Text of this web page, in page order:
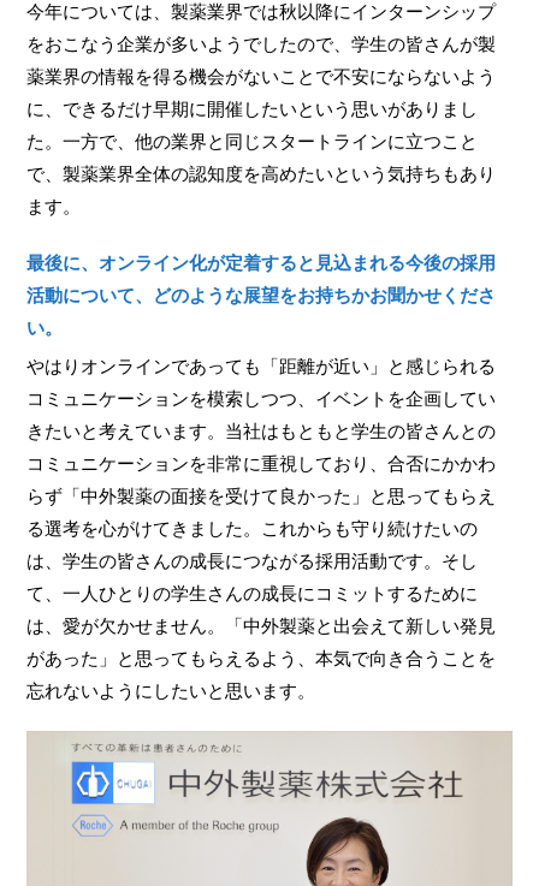
今年については、製薬業界では秋以降にインターンシップ
をおこなう企業が多いようでしたので、学生の皆さんが製
薬業界の情報を得る機会がないことで不安にならないよう
に、できるだけ早期に開催したいという思いがありまし
た。一方で、他の業界と同じスタートラインに立つこと
で、製薬業界全体の認知度を高めたいという気持ちもあり
ます。
最後に、オンライン化が定着すると見込まれる今後の採用
活動について、どのような展望をお持ちかお聞かせくださ
い。
やはりオンラインであっても「距離が近い」と感じられる
コミュニケーションを模索しつつ、イベントを企画してい
きたいと考えています。当社はもともと学生の皆さんとの
コミュニケーションを非常に重視しており、合否にかかわ
らず「中外製薬の面接を受けて良かった」と思ってもらえ
る選考を心がけてきました。これからも守り続けたいの
は、学生の皆さんの成長につながる採用活動です。そし
て、一人ひとりの学生さんの成長にコミットするために
は、愛が欠かせません。「中外製薬と出会えて新しい発見
があった」と思ってもらえるよう、本気で向き合うことを
忘れないようにしたいと思います。